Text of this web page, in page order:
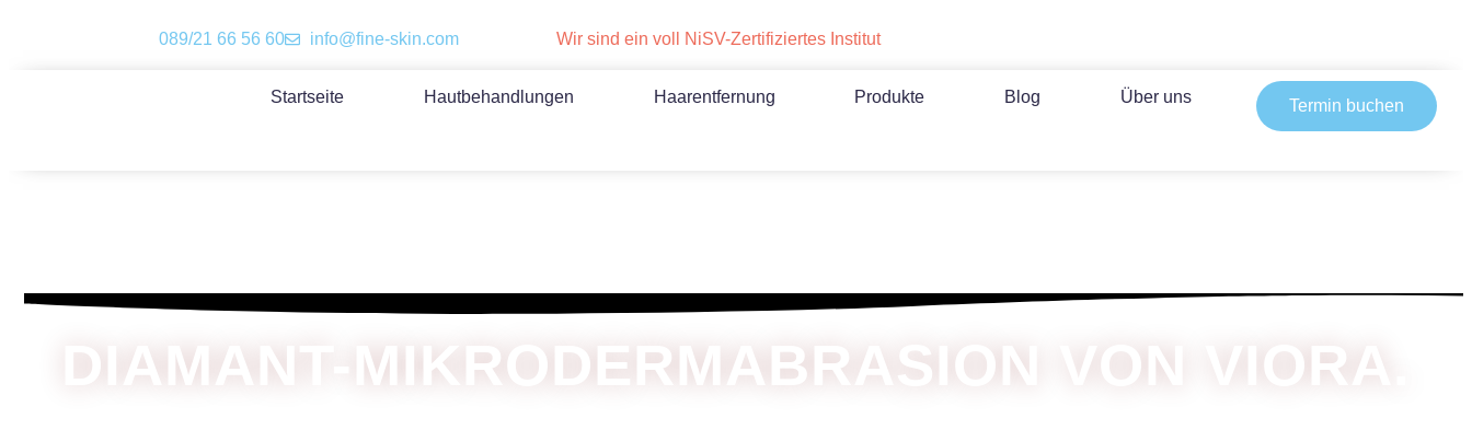
089/21 66 56 60 info@fine-skin.com Wir sind ein voll NiSV-Zertifiziertes Institut
Startseite Hautbehandlungen Haarentfernung Produkte Blog Über uns Termin buchen
DIAMANT-MIKRODERMABRASION VON VIORA.